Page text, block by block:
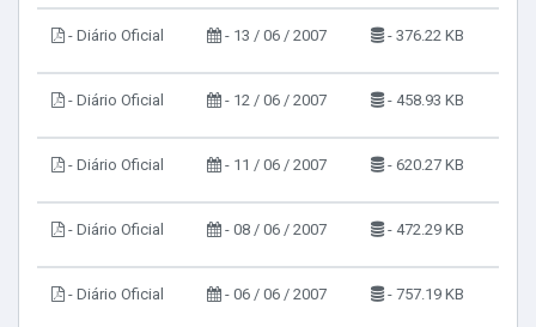
- Diário Oficial - 13 / 06 / 2007 - 376.22 KB
- Diário Oficial - 12 / 06 / 2007 - 458.93 KB
- Diário Oficial - 11 / 06 / 2007 - 620.27 KB
- Diário Oficial - 08 / 06 / 2007 - 472.29 KB
- Diário Oficial - 06 / 06 / 2007 - 757.19 KB